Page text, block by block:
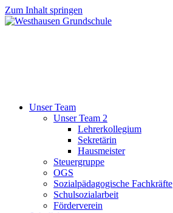
Zum Inhalt springen
Unser Team
Unser Team 2
Lehrerkollegium
Sekretärin
Hausmeister
Steuergruppe
OGS
Sozialpädagogische Fachkräfte
Schulsozialarbeit
Förderverein